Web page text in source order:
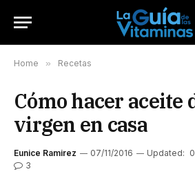
Home » Recetas
Cómo hacer aceite
virgen en casa
Eunice Ramirez 07/11/2016 Updated:
3